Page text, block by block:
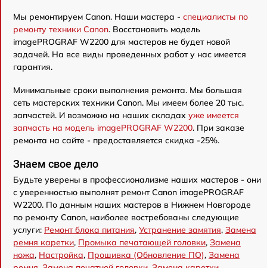
Мы ремонтируем Canon. Наши мастера - специалисты по
ремонту техники Canon. Восстановить модель
imagePROGRAF W2200 для мастеров не будет новой
задачей. На все виды проведенных работ у нас имеется
гарантия.
Минимальные сроки выполнения ремонта. Мы большая
сеть мастерских техники Canon. Мы имеем более 20 тыс.
запчастей. И возможно на наших складах уже имеется
запчасть на модель imagePROGRAF W2200. При заказе
ремонта на сайте - предоставляется скидка -25%.
Знаем свое дело
Будьте уверены в профессионализме наших мастеров - они
с уверенностью выполнят ремонт Canon imagePROGRAF
W2200. По данным наших мастеров в Нижнем Новгороде
по ремонту Canon, наиболее востребованы следующие
услуги: Ремонт блока питания, Устранение замятия, Замена
ремня каретки, Промыка печатающей головки, Замена
ножа, Настройка, Прошивка (Обновление ПО), Замена